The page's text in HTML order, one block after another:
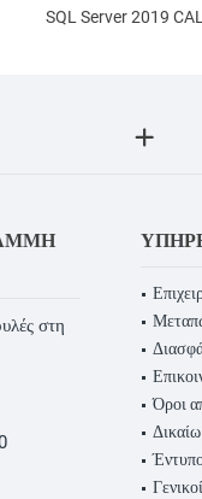
SQL Server 2019
στη
Όροι